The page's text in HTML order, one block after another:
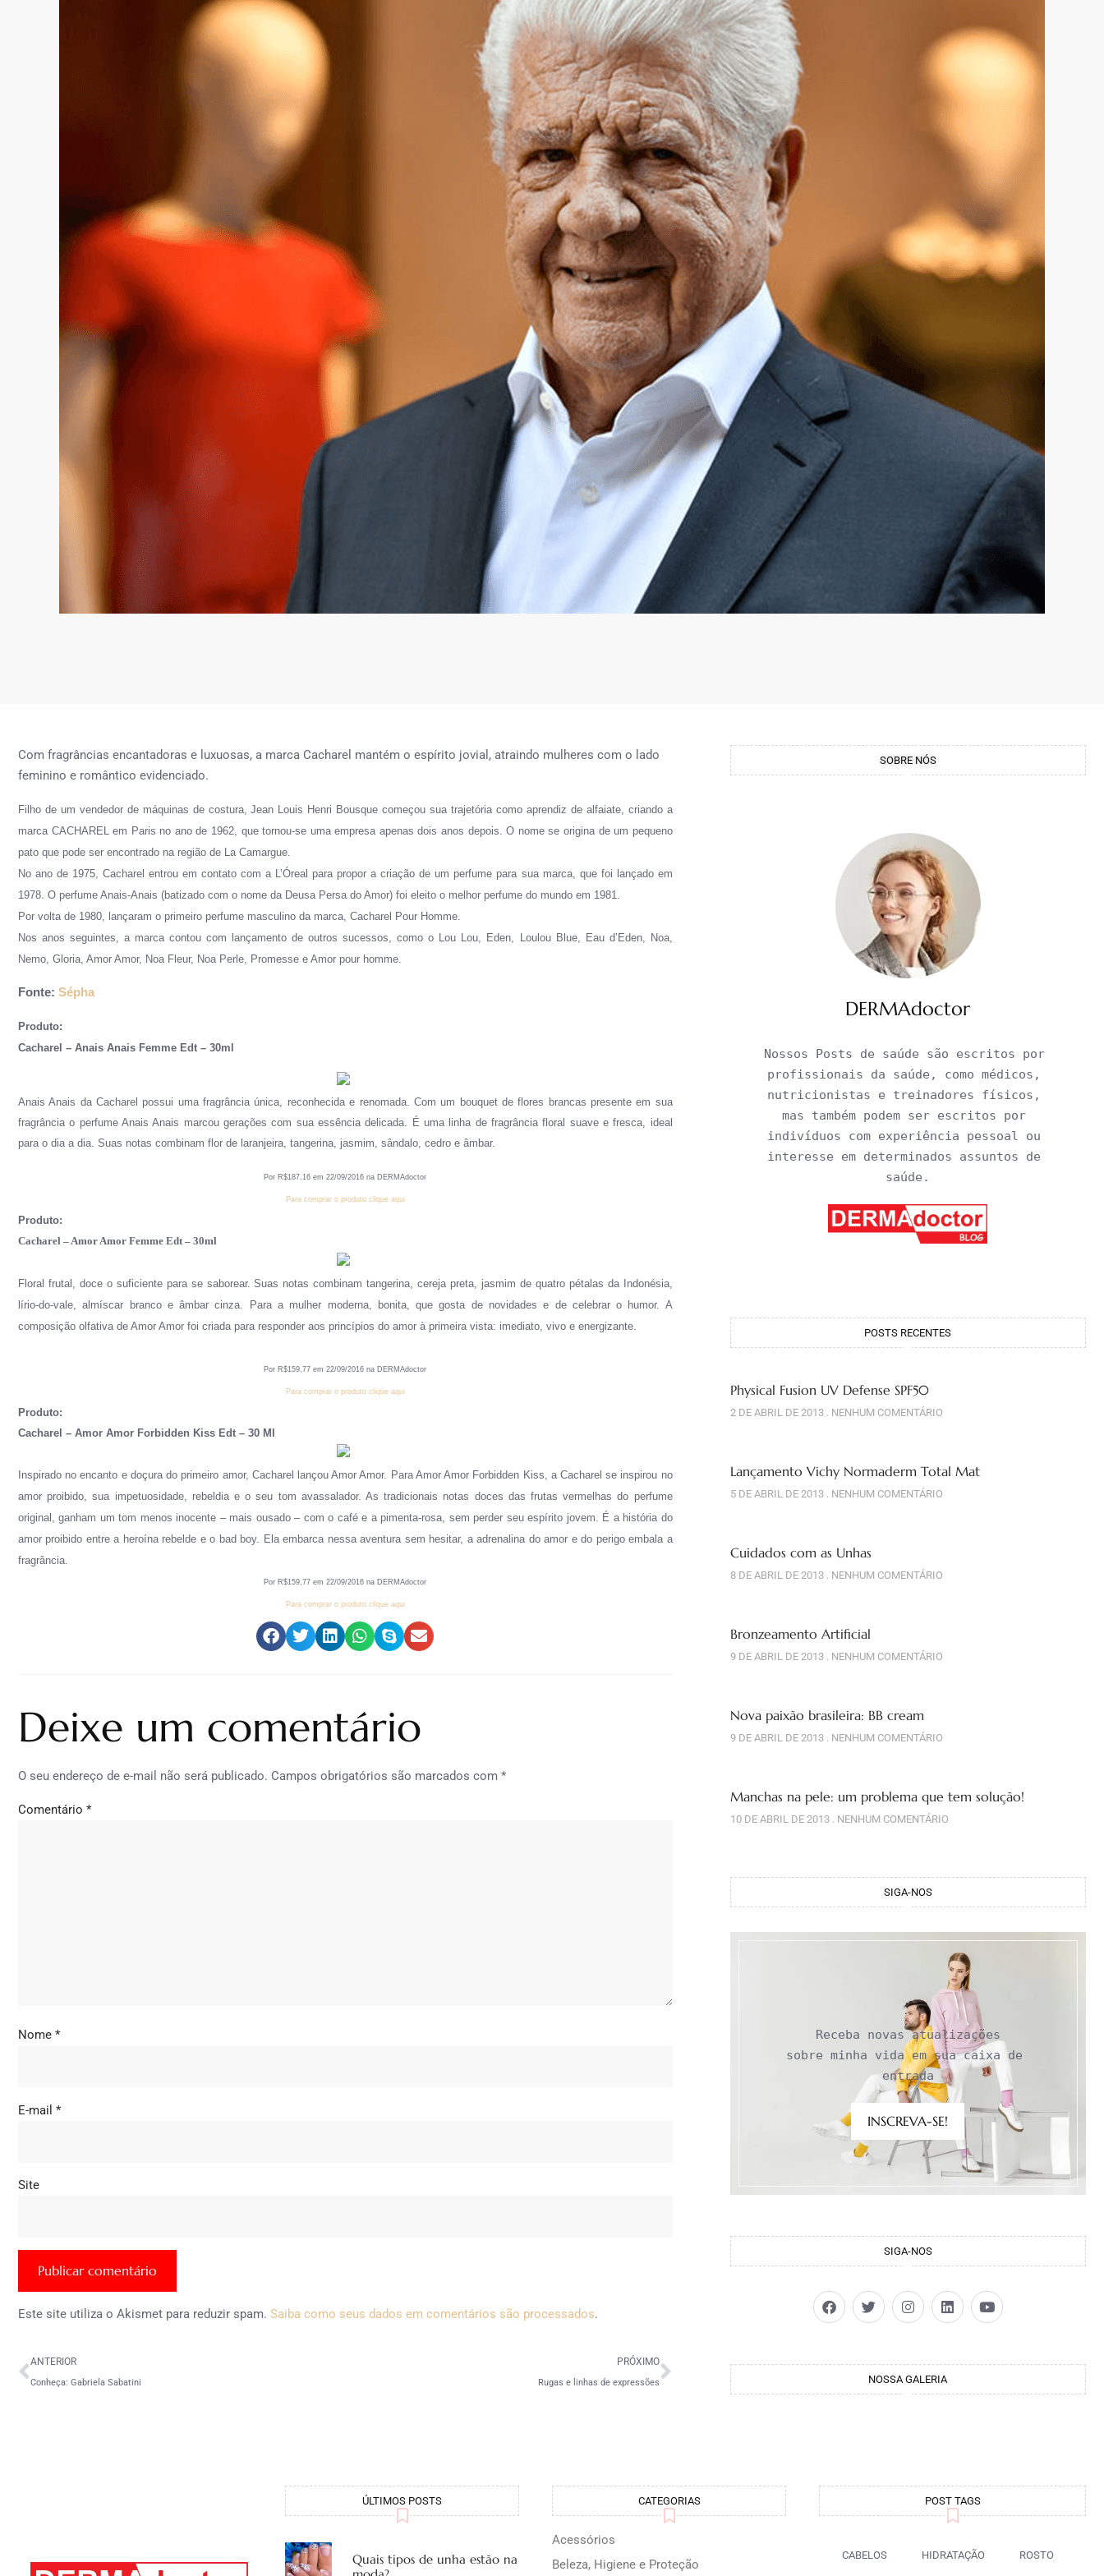
Com fragrâncias encantadoras e luxuosas, a marca Cacharel mantém o espírito jovial, atraindo mulheres com o lado
feminino e romântico evidenciado.
Filho de um vendedor de máquinas de costura, Jean Louis Henri Bousque começou sua trajetória como aprendiz de alfaiate, criando a
marca CACHAREL em Paris no ano de 1962, que tornou-se uma empresa apenas dois anos depois. O nome se origina de um pequeno
pato que pode ser encontrado na região de La Camargue.
No ano de 1975, Cacharel entrou em contato com a L’Óreal para propor a criação de um perfume para sua marca, que foi lançado em
1978. O perfume Anais-Anais (batizado com o nome da Deusa Persa do Amor) foi eleito o melhor perfume do mundo em 1981.
Por volta de 1980, lançaram o primeiro perfume masculino da marca, Cacharel Pour Homme.
Nos anos seguintes, a marca contou com lançamento de outros sucessos, como o Lou Lou, Eden, Loulou Blue, Eau d’Eden, Noa,
Nemo, Gloria, Amor Amor, Noa Fleur, Noa Perle, Promesse e Amor pour homme.
Fonte: Sépha
Produto:
Cacharel – Anais Anais Femme Edt – 30ml
Anais Anais da Cacharel possui uma fragrância única, reconhecida e renomada. Com um bouquet de flores brancas presente em sua
fragrância o perfume Anais Anais marcou gerações com sua essência delicada. É uma linha de fragrância floral suave e fresca, ideal
para o dia a dia. Suas notas combinam flor de laranjeira, tangerina, jasmim, sândalo, cedro e âmbar.
Por R$187,16 em22/09/2016 na DERMAdoctor
Para comprar o produto clique aqui
Produto:
Cacharel – Amor Amor Femme Edt – 30ml
Floral frutal, doce o suficiente para se saborear. Suas notas combinam tangerina, cereja preta, jasmim de quatro pétalas da Indonésia,
lírio-do-vale, almíscar branco e âmbar cinza. Para a mulher moderna, bonita, que gosta de novidades e de celebrar o humor. A
composição olfativa de Amor Amor foi criada para responder aos princípios do amor à primeira vista: imediato, vivo e energizante.
Por R$159,77 em22/09/2016 na DERMAdoctor
Para comprar o produto clique aqui
Produto:
Cacharel – Amor Amor Forbidden Kiss Edt – 30 Ml
Inspirado no encanto e doçura do primeiro amor, Cacharel lançou Amor Amor. Para Amor Amor Forbidden Kiss, a Cacharel se inspirou no
amor proibido, sua impetuosidade, rebeldia e o seu tom avassalador. As tradicionais notas doces das frutas vermelhas do perfume
original, ganham um tom menos inocente – mais ousado – com o café e a pimenta-rosa, sem perder seu espírito jovem. É a história do
amor proibido entre a heroína rebelde e o bad boy. Ela embarca nessa aventura sem hesitar, a adrenalina do amor e do perigo embala a
fragrância.
Por R$159,77 em22/09/2016 na DERMAdoctor
Para comprar o produto clique aqui
Deixe um comentário
O seu endereço de e-mail não será publicado. Campos obrigatórios são marcados com *
Comentário *
Nome *
E-mail *
Site
Este site utiliza o Akismet para reduzir spam. Saiba como seus dados em comentários são processados.
ANTERIOR
Conheça: Gabriela Sabatini
PRÓXIMO
Rugas e linhas de expressões
SOBRE NÓS
DERMAdoctor
Nossos Posts de saúde são escritos por
profissionais da saúde, como médicos,
nutricionistas e treinadores físicos,
mas também podem ser escritos por
indivíduos com experiência pessoal ou
interesse em determinados assuntos de
saúde.
POSTS RECENTES
Physical Fusion UV Defense SPF50
2 DE ABRIL DE 2013 NENHUM COMENTÁRIO
Lançamento Vichy Normaderm Total Mat
5 DE ABRIL DE 2013 NENHUM COMENTÁRIO
Cuidados com as Unhas
8 DE ABRIL DE 2013 NENHUM COMENTÁRIO
Bronzeamento Artificial
9 DE ABRIL DE 2013 NENHUM COMENTÁRIO
Nova paixão brasileira: BB cream
9 DE ABRIL DE 2013 NENHUM COMENTÁRIO
Manchas na pele: um problema que tem solução!
10 DE ABRIL DE 2013 NENHUM COMENTÁRIO
SIGA-NOS
Receba novas atualizações
sobre minha vida em sua caixa de
entrada
INSCREVA-SE!
SIGA-NOS
NOSSA GALERIA
ÚLTIMOS POSTS
Quais tipos de unha estão na
CATEGORIAS
Acessórios
Beleza, Higiene e Proteção
POST TAGS
CABELOS HIDRATAÇÃO ROSTO